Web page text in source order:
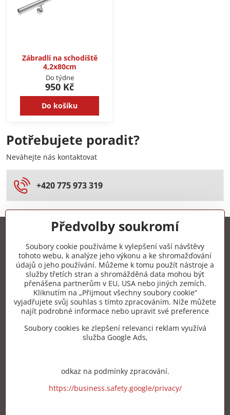
Zábradlí na schodiště
4,2x80cm
Do týdne
950 Kč
Do košíku
Potřebujete poradit?
Neváhejte nás kontaktovat
+420 775 973 319
+420 775 973 319
info​@zipzop​.cz
Objednávky
Vše k nákupu
Předvolby soukromí
Soubory cookie používáme k vylepšení vaší návštěvy
tohoto webu, k analýze jeho výkonu a ke shromažďování
údajů o jeho používání. Můžeme k tomu použít nástroje a
služby třetích stran a shromážděná data mohou být
přenášena partnerům v EU, USA nebo jiných zemích.
Kliknutím na „Přijmout všechny soubory cookie“
vyjadřujete svůj souhlas s tímto zpracováním. Níže můžete
najít podrobné informace nebo upravit své preference
Soubory cookies ke zlepšení relevanci reklam využívá
služba Google Ads,
odkaz na podmínky zpracování.
https://business.safety.google/privacy/